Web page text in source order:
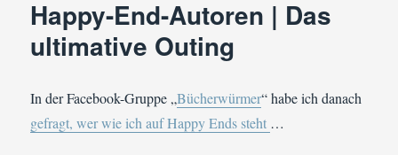
Happy-End-Autoren | Das
ultimative Outing
In der Facebook-Gruppe „Bücherwürmer“ habe ich danach
gefragt, wer wie ich auf Happy Ends steht …